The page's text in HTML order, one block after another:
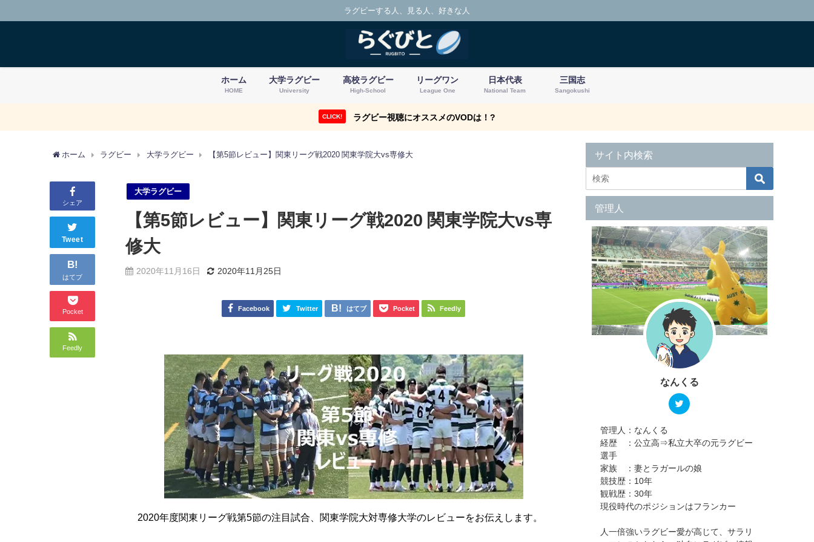
ラグビーする人、見る人、好きな人
ホーム
HOME
大学ラグビー
University
高校ラグビー
High-School
リーグワン
League One
日本代表
National Team
三国志
Sangokushi
CLICK! ラグビー視聴にオススメのVODは！?
ホーム ラグビー 大学ラグビー 【第5節レビュー】関東リーグ戦2020 関東学院大vs専修大
シェア
Tweet
B!
はてブ
Pocket
Feedly
大学ラグビー
【第5節レビュー】関東リーグ戦2020 関東学院大vs専
修大
2020年11月16日 2020年11月25日
Facebook Twitter はてブ Pocket Feedly
2020年度関東リーグ戦第5節の注目試合、関東学院大対専修大学のレビューをお伝えします。
サイト内検索
管理人
なんくる
管理人：なんくる
経歴 ：公立高⇒私立大卒の元ラグビー
選手
家族 ：妻とラガールの娘
競技歴：10年
観戦歴：30年
現役時代のポジションはフランカー
人一倍強いラグビー愛が高じて、サラリ